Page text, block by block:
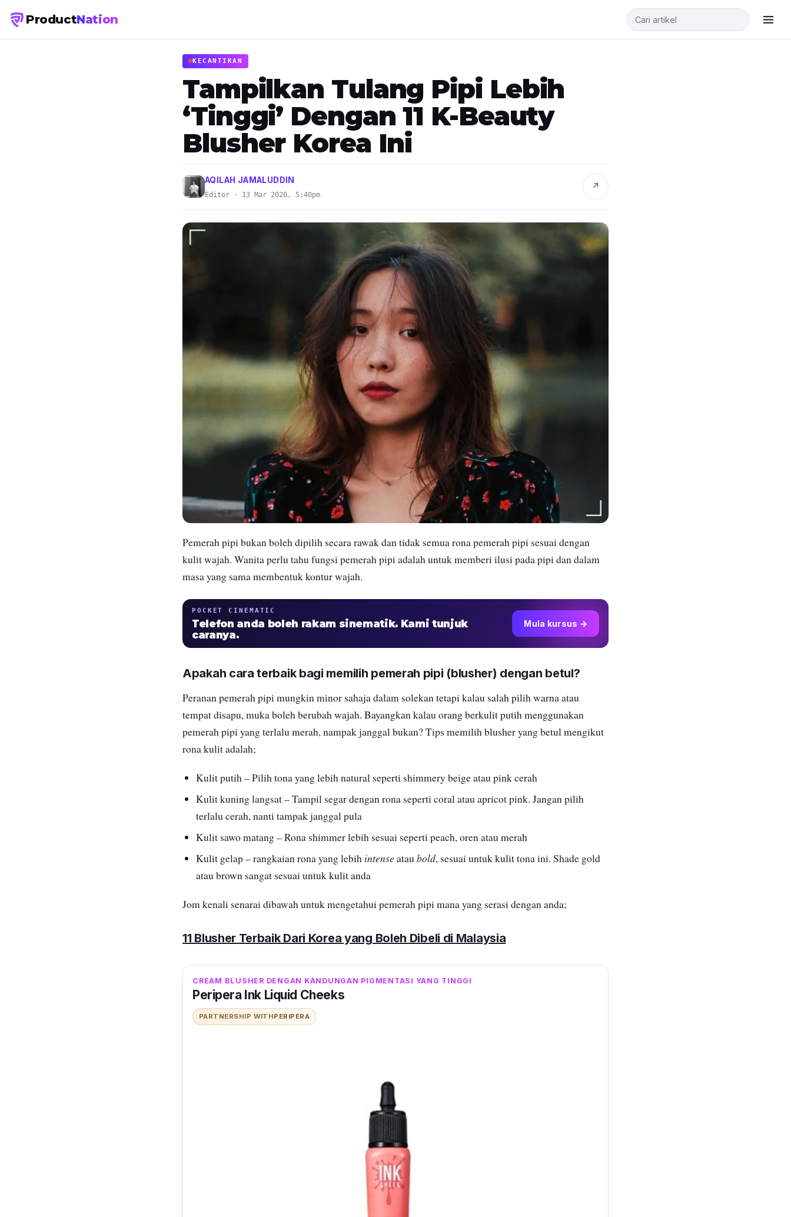
ProductNation
KECANTIKAN
Tampilkan Tulang Pipi Lebih
‘Tinggi’ Dengan 11 K-Beauty
Blusher Korea Ini
AQILAH JAMALUDDIN
Editor · 13 Mar 2020, 5:40pm
↗
Pemerah pipi bukan boleh dipilih secara rawak dan tidak semua rona pemerah pipi sesuai dengan
kulit wajah. Wanita perlu tahu fungsi pemerah pipi adalah untuk memberi ilusi pada pipi dan dalam
masa yang sama membentuk kontur wajah.
POCKET CINEMATIC
Telefon anda boleh rakam sinematik. Kami tunjuk
caranya.
Mula kursus →
Apakah cara terbaik bagi memilih pemerah pipi (blusher) dengan betul?
Peranan pemerah pipi mungkin minor sahaja dalam solekan tetapi kalau salah pilih warna atau
tempat disapu, muka boleh berubah wajah. Bayangkan kalau orang berkulit putih menggunakan
pemerah pipi yang terlalu merah, nampak janggal bukan? Tips memilih blusher yang betul mengikut
rona kulit adalah;
Kulit putih – Pilih tona yang lebih natural seperti shimmery beige atau pink cerah
Kulit kuning langsat – Tampil segar dengan rona seperti coral atau apricot pink. Jangan pilih
terlalu cerah, nanti tampak janggal pula
Kulit sawo matang – Rona shimmer lebih sesuai seperti peach, oren atau merah
Kulit gelap – rangkaian rona yang lebih intense ataubold, sesuai untuk kulit tona ini. Shade gold
atau brown sangat sesuai untuk kulit anda
Jom kenali senarai dibawah untuk mengetahui pemerah pipi mana yang serasi dengan anda;
11 Blusher Terbaik Dari Korea yang Boleh Dibeli di Malaysia
CREAM BLUSHER DENGAN KANDUNGAN PIGMENTASI YANG TINGGI
Peripera Ink Liquid Cheeks
PARTNERSHIP WITHPERIPERA